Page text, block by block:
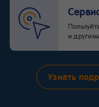
и
Узнать